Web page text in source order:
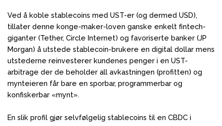
Ved å koble stablecoins med UST-er (og dermed USD),
tillater denne konge-maker-loven ganske enkelt fintech-
giganter (Tether, Circle Internet) og favoriserte banker (JP
Morgan) å utstede stablecoin-brukere en digital dollar mens
utstederne reinvesterer kundenes penger i en UST-
arbitrage der de beholder all avkastningen (profitten) og
mynteieren får bare en sporbar, programmerbar og
konfiskerbar «mynt».
En slik profil gjør selvfølgelig stablecoins til en CBDC i